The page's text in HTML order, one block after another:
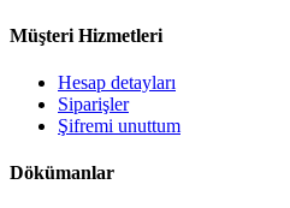
Müşteri Hizmetleri
Hesap detayları
Siparişler
Şifremi unuttum
Dökümanlar